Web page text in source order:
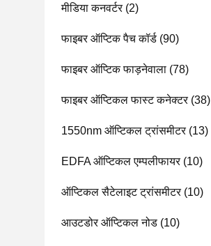
मीडिया कनवर्टर(2)
फाइबर ऑप्टिक पैच कॉर्ड (90)
फाइबर ऑप्टिक फाड़नेवाला (78)
फाइबर ऑप्टिकल फास्ट कनेक्टर(38)
1550nm ऑप्टिकल ट्रांसमीटर(13)
EDFA ऑप्टिकल एम्पलीफायर(10)
ऑप्टिकल सैटेलाइट ट्रांसमीटर(10)
आउटडोर ऑप्टिकल नोड (10)